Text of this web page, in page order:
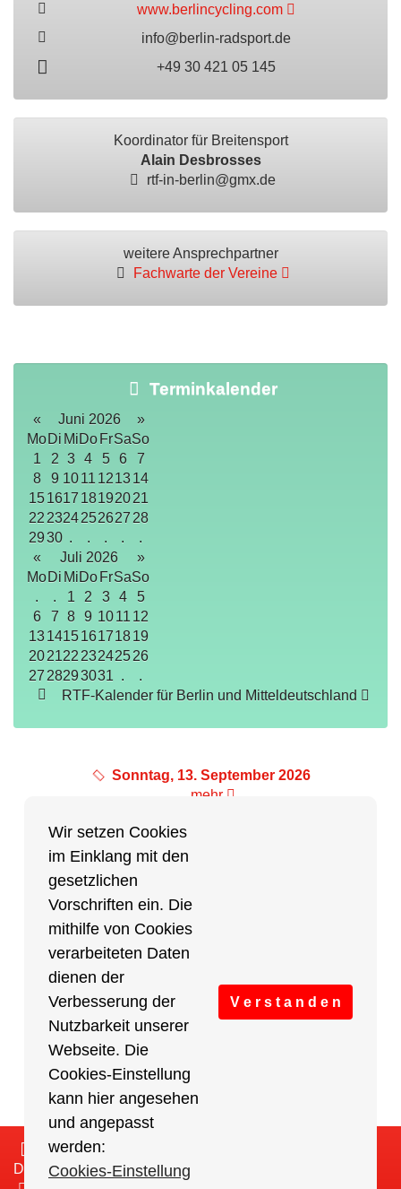
Wir setzen Cookies
im Einklang mit den
gesetzlichen
Vorschriften ein. Die
mithilfe von Cookies
verarbeiteten Daten
dienen der
Verbesserung der
Nutzbarkeit unserer
Webseite. Die
Cookies-Einstellung
kann hier angesehen
und angepasst
werden:
Cookies-Einstellung
V e r s t a n d e n
www.berlincycling.com
info@berlin-radsport.de
+49 30 421 05 145
Koordinator für Breitensport
Alain Desbrosses
rtf-in-berlin@gmx.de
weitere Ansprechpartner
Fachwarte der Vereine
Terminkalender
« Juni 2026
»
MoDi MiDo FrSaSo
1
2 3 4 5 6
7
8
9 1011 121314
151617 18192021
22 2324252627 28
2930 . . . .
.
«
Juli 2026
»
MoDi MiDo FrSaSo
.
. 1 2 3 4
5
6
7 8 9 1011 12
13141516171819
202122 23242526
27 28293031 .
.
RTF-Kalender für Berlin und Mitteldeutschland
Sonntag, 13. September 2026
mehr
Partner des Breitensports
Partner von BRV-Breitensport.de
Impressum
Datenschutz / Haftungsausschluss